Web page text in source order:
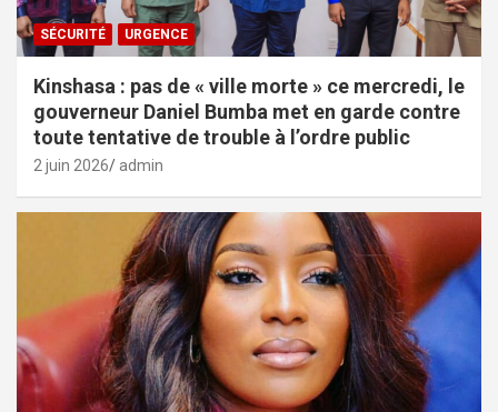
SÉCURITÉ URGENCE
Kinshasa : pas de « ville morte » ce mercredi, le
gouverneur Daniel Bumba met en garde contre
toute tentative de trouble à l’ordre public
2 juin 2026 admin